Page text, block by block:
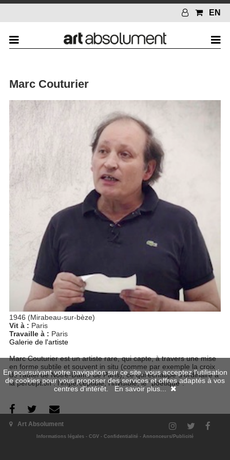
EN
Marc Couturier
1946 (Mirabeau-sur-bèze)
Vit à : Paris
Travaille à : Paris
Galerie de l'artiste
Marc Couturier est un artiste rare, qui capte, à travers une mise
en forme subtile et souvent in situ (comme par exemple la croix
de l’autel de Notre-Dame de Paris), ce qui échappe d’ordinaire à
la perception : l’imperceptible, l’invisible, le “poétique”.
Ses numéros
Art Absolument
Informations légales - CGV - Confidentialité - Annonceurs/Publicité
En poursuivant votre navigation sur ce site, vous acceptez l'utilisation
de cookies pour vous proposer des services et offres adaptés à vos
centres d'intérêt. En savoir plus...